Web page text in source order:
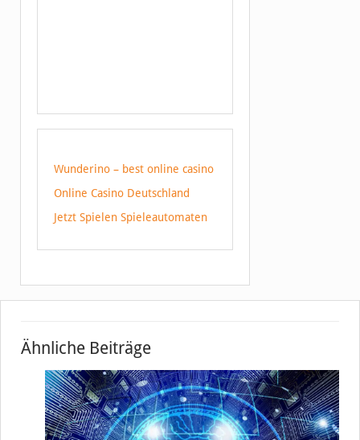
Wunderino – best online casino
Online Casino Deutschland
Jetzt Spielen Spieleautomaten
Ähnliche Beiträge